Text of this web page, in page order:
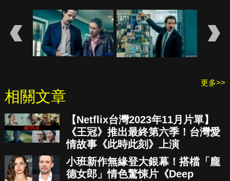
更多>>
相關文章
【Netflix台灣2023年11月片單】
《王冠》推出最終第六季！台灣愛
情故事《此時此刻》上演
小班新作無緣登大銀幕！搭檔「龐
德女郎」情色驚悚片《Deep